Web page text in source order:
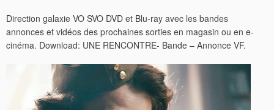
Direction galaxie VO SVO DVD et Blu-ray avec les bandes
annonces et vidéos des prochaines sorties en magasin ou en e-
cinéma. Download: UNE RENCONTRE- Bande – Annonce VF.